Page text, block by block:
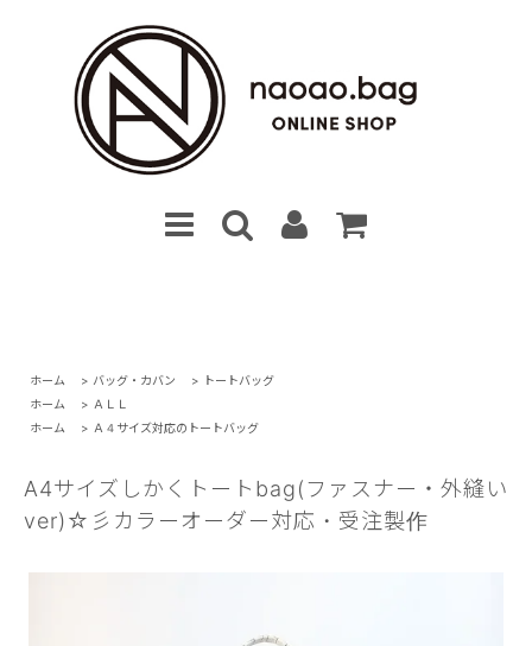
ホーム > バッグ・カバン > トートバッグ
ホーム
> ＡＬＬ
ホーム
> Ａ４サイズ対応のトートバッグ
A4サイズしかくトートbag(ファスナー・外縫い
ver)☆彡カラーオーダー対応・受注製作